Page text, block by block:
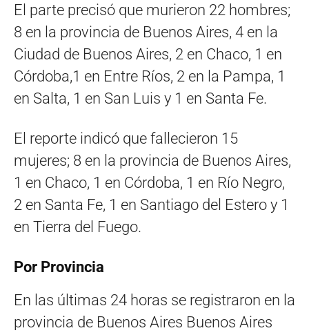
El parte precisó que murieron 22 hombres;
8 en la provincia de Buenos Aires, 4 en la
Ciudad de Buenos Aires, 2 en Chaco, 1 en
Córdoba,1 en Entre Ríos, 2 en la Pampa, 1
en Salta, 1 en San Luis y 1 en Santa Fe.
El reporte indicó que fallecieron 15
mujeres; 8 en la provincia de Buenos Aires,
1 en Chaco, 1 en Córdoba, 1 en Río Negro,
2 en Santa Fe, 1 en Santiago del Estero y 1
en Tierra del Fuego.
Por Provincia
En las últimas 24 horas se registraron en la
provincia de Buenos Aires Buenos Aires